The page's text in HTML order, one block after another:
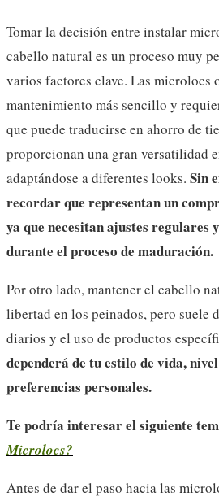
Tomar la decisión entre instalar
cabello natural es un proceso muy
varios factores clave. Las microlocs
mantenimiento más sencillo y
que puede traducirse en ahorro de
proporcionan una gran versatilidad
adaptándose a diferentes looks. Sin
recordar que representan un
ya que necesitan ajustes regulares
durante el proceso de maduración.
Por otro lado, mantener el cabello
libertad en los peinados, pero suele
diarios y el uso de productos
dependerá de tu estilo de vida,
preferencias personales.
Te podría interesar el siguiente
Microlocs?
Antes de dar el paso hacia las